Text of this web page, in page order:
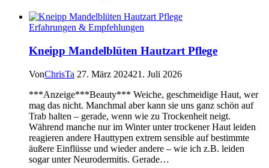
Erfahrungen & Empfehlungen
Kneipp Mandelblüten Hautzart Pflege
VonChrisTa 27. März 202421. Juli 2026
***Anzeige***Beauty*** Weiche, geschmeidige Haut, wer
mag das nicht. Manchmal aber kann sie uns ganz schön auf
Trab halten – gerade, wenn wie zu Trockenheit neigt.
Während manche nur im Winter unter trockener Haut leiden
reagieren andere Hauttypen extrem sensible auf bestimmte
äußere Einflüsse und wieder andere – wie ich z.B. leiden
sogar unter Neurodermitis. Gerade…